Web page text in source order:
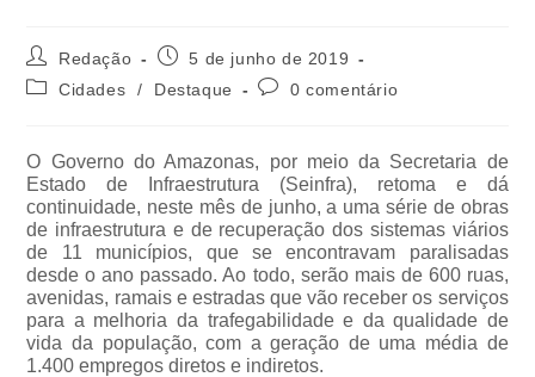
Redação
5 de junho de 2019
Cidades
/ Destaque 0 comentário
O Governo do Amazonas, por meio da Secretaria de
Estado de Infraestrutura (Seinfra), retoma e dá
continuidade, neste mês de junho, a uma série de obras
de infraestrutura e de recuperação dos sistemas viários
de 11 municípios, que se encontravam paralisadas
desde o ano passado. Ao todo, serão mais de 600 ruas,
avenidas, ramais e estradas que vão receber os serviços
para a melhoria da trafegabilidade e da qualidade de
vida da população, com a geração de uma média de
1.400 empregos diretos e indiretos.